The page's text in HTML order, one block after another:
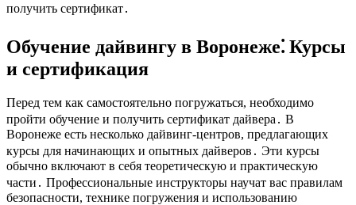
получить сертификат․
Обучение дайвингу в Воронеже⁚ Курсы
и сертификация
Перед тем как самостоятельно погружаться, необходимо
пройти обучение и получить сертификат дайвера․ В
Воронеже есть несколько дайвинг-центров, предлагающих
курсы для начинающих и опытных дайверов․ Эти курсы
обычно включают в себя теоретическую и практическую
части․ Профессиональные инструкторы научат вас правилам
безопасности, технике погружения и использованию